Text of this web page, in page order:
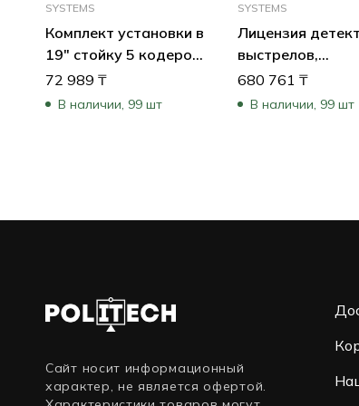
SYSTEMS
Комплект установки в
19″ стойку 5 кодеров
VIP-X1XF или 3
кодеров VJT-XF
72 989 ₸
В наличии, 99 шт
SYSTEMS
Лицензия
выстрелов,
бессрочная
680 761₸
В наличии, 99 шт
Сайт носит информационный
характер, не является офертой.